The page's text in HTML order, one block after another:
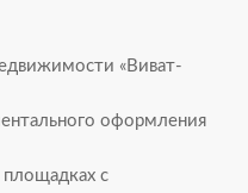
«Виват-
оформления
с